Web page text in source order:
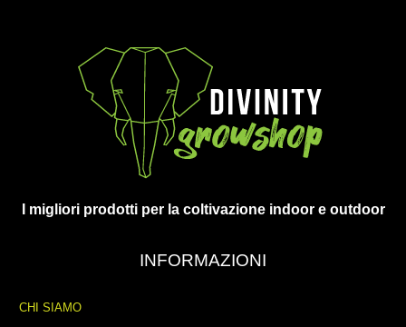
I migliori prodotti per la coltivazione indoor e outdoor
INFORMAZIONI
CHI SIAMO